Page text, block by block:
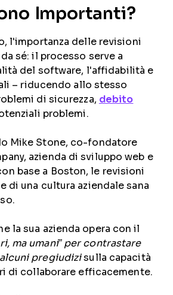
Importanti?
l'importanza delle revisioni
sé: il processo serve a
del software, l'affidabilità e
– riducendo allo stesso
di sicurezza, debito
problemi.
Mike Stone, co-fondatore
azienda di sviluppo web e
base a Boston, le revisioni
di una cultura aziendale sana
.
la sua azienda opera con il
ma umani” per contrastare
pregiudizisulla capacità
di collaborare efficacemente.